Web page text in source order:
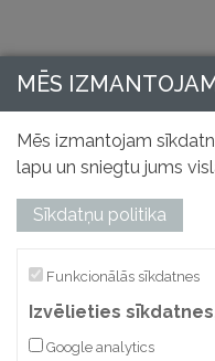
MĒS
Mēs izmantojam
lapu un sniegtu jums
Sīkdatņu politika
Funkcionālās sīkdatnes
Izvēlieties
Google analytics